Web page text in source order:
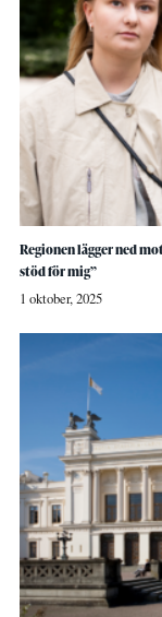
Regionen lägger ned
stöd för mig”
1 oktober, 2025